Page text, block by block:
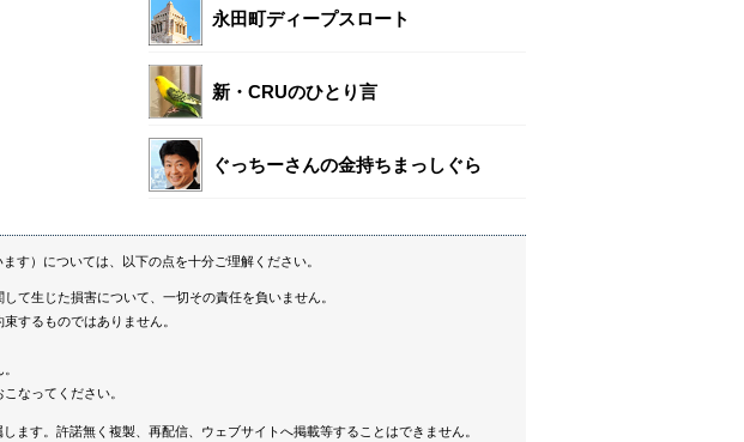
永田町ディープスロート
新・CRUのひとり言
ぐっちーさんの金持ちまっしぐら
す）については、以下の点を十分ご理解ください。
て生じた損害について、一切その責任を負いません。
するものではありません。
なってください。
ます。許諾無く複製、再配信、ウェブサイトへ掲載等することはできません。